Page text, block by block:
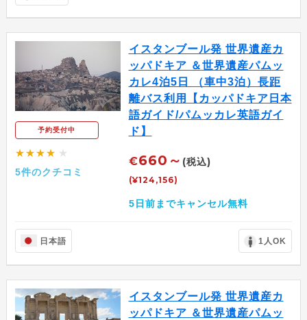
予約受付中
★★★★ ★
5件のクチコミ
イスタンブール発 世界遺産カ
ッパドキア ＆世界遺産パムッ
カレ4泊5日 （車中3泊）長距
離バス利用【カッパドキア日本
語ガイド/パムッカレ英語ガイ
ド】
€660～ (税込)
(¥124,156)
5日前までキャンセル無料
日本語 1人OK
イスタンブール発 世界遺産カ
ッパドキア ＆世界遺産パムッ